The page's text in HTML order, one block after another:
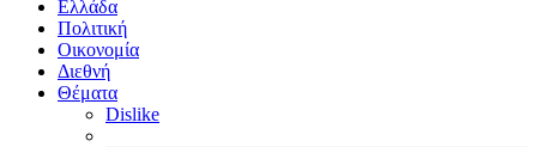
Ελλάδα
Πολιτική
Οικονομία
Διεθνή
Θέματα
Dislike